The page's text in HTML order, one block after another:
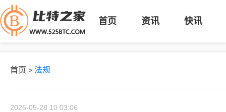
首页 资讯 快讯
首页 > 法规
2026-05-28 10:03:06